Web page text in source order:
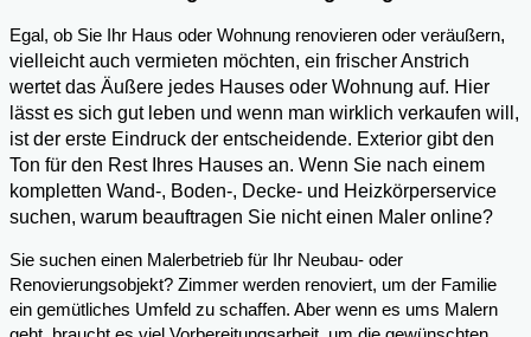
Egal, ob Sie Ihr Haus oder Wohnung renovieren oder veräußern,
vielleicht auch vermieten möchten, ein frischer Anstrich
wertet das Äußere jedes Hauses oder Wohnung auf. Hier
lässt es sich gut leben und wenn man wirklich verkaufen will,
ist der erste Eindruck der entscheidende. Exterior gibt den
Ton für den Rest Ihres Hauses an. Wenn Sie nach einem
kompletten Wand-, Boden-, Decke- und Heizkörperservice
suchen, warum beauftragen Sie nicht einen Maler online?
Sie suchen einen Malerbetrieb für Ihr Neubau- oder
Renovierungsobjekt? Zimmer werden renoviert, um der Familie
ein gemütliches Umfeld zu schaffen. Aber wenn es ums Malern